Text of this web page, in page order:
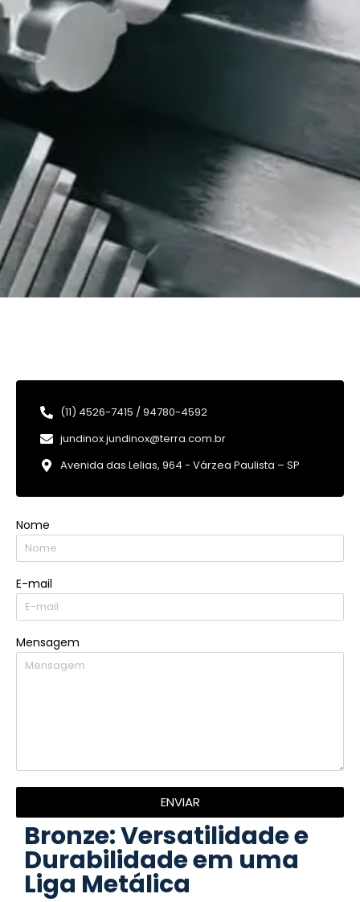
(11) 4526-7415 / 94780-4592
jundinox.jundinox@terra.com.br
Avenida das Lelias, 964 - Várzea Paulista – SP
Nome
E-mail
Mensagem
ENVIAR
Bronze: Versatilidade e
Durabilidade em uma
Liga Metálica